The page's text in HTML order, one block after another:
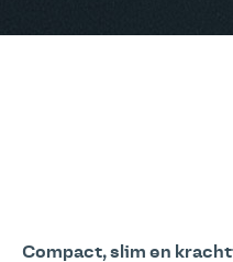
Compact, slim en